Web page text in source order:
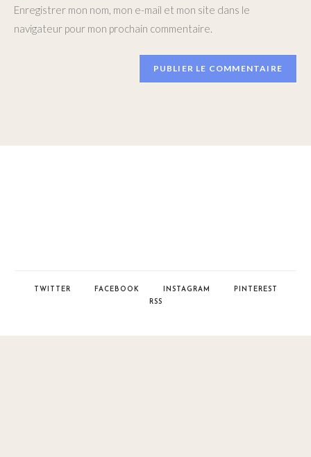
Enregistrer mon nom, mon e-mail et mon site dans le
navigateur pour mon prochain commentaire.
TWITTER FACEBOOK INSTAGRAM
PINTEREST
RSS